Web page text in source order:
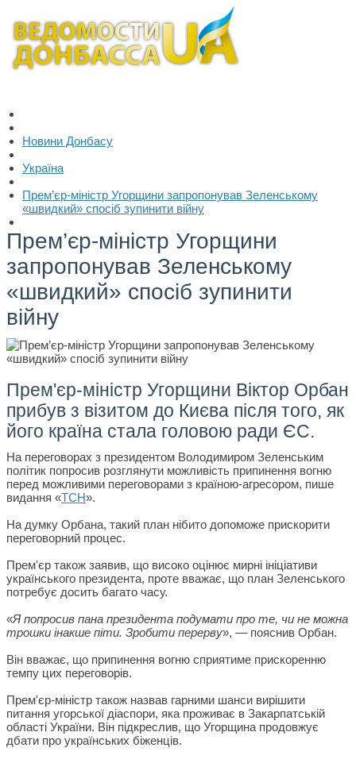
Новини Донбасу
Україна
Прем’єр-міністр Угорщини запропонував Зеленському
«швидкий» спосіб зупинити війну
Прем’єр-міністр Угорщини
запропонував Зеленському
«швидкий» спосіб зупинити
війну
Прем'єр-міністр Угорщини Віктор Орбан
прибув з візитом до Києва після того, як
його країна стала головою ради ЄС.
На переговорах з президентом Володимиром Зеленським
політик попросив розглянути можливість припинення вогню
перед можливими переговорами з країною-агресором, пише
видання «ТСН».
На думку Орбана, такий план нібито допоможе прискорити
переговорний процес.
Прем'єр також заявив, що високо оцінює мирні ініціативи
українського президента, проте вважає, що план Зеленського
потребує досить багато часу.
«Я попросив пана президента подумати про те, чи не можна
трошки інакше піти. Зробити перерву», — пояснив Орбан.
Він вважає, що припинення вогню сприятиме прискоренню
темпу цих переговорів.
Прем'єр-міністр також назвав гарними шанси вирішити
питання угорської діаспори, яка проживає в Закарпатській
області України. Він підкреслив, що Угорщина продовжує
дбати про українських біженців.